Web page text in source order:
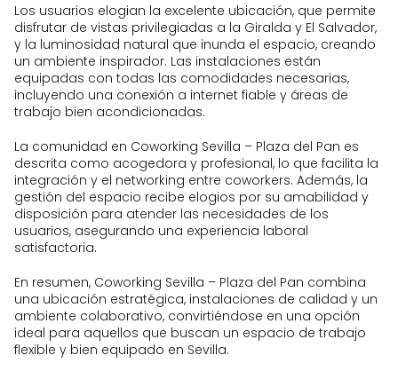
Los usuarios elogian la excelente ubicación, que permite
disfrutar de vistas privilegiadas a la Giralda y El Salvador,
y la luminosidad natural que inunda el espacio, creando
un ambiente inspirador. Las instalaciones están
equipadas con todas las comodidades necesarias,
incluyendo una conexión a internet fiable y áreas de
trabajo bien acondicionadas.
La comunidad en Coworking Sevilla – Plaza del Pan es
descrita como acogedora y profesional, lo que facilita la
integración y el networking entre coworkers. Además, la
gestión del espacio recibe elogios por su amabilidad y
disposición para atender las necesidades de los
usuarios, asegurando una experiencia laboral
satisfactoria.
En resumen, Coworking Sevilla – Plaza del Pan combina
una ubicación estratégica, instalaciones de calidad y un
ambiente colaborativo, convirtiéndose en una opción
ideal para aquellos que buscan un espacio de trabajo
flexible y bien equipado en Sevilla.